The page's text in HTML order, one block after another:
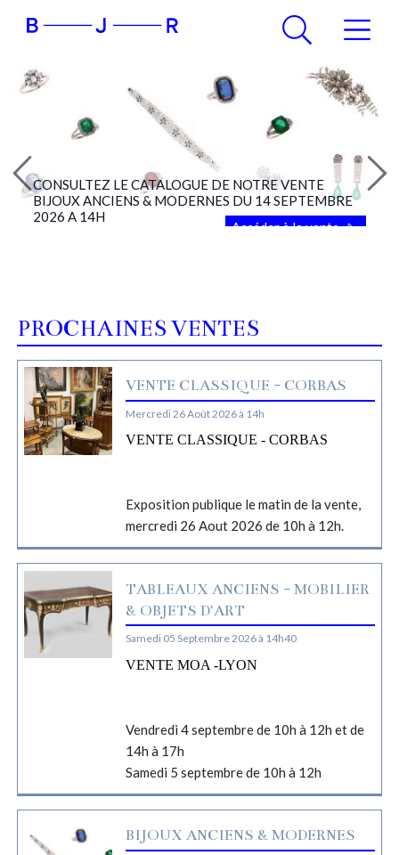
CONSULTEZ LE CATALOGUE DE NOTRE VENTE
BIJOUX ANCIENS & MODERNES DU 14 SEPTEMBRE
2026 A 14H
Accéder à la vente
PROCHAINES VENTES
VENTE CLASSIQUE - CORBAS
Mercredi 26 Août 2026 à 14h
VENTE CLASSIQUE - CORBAS
Exposition publique le matin de la vente,
mercredi 26 Aout 2026 de 10h à 12h.
TABLEAUX ANCIENS - MOBILIER
& OBJETS D'ART
Samedi 05 Septembre 2026 à 14h40
VENTE MOA -LYON
Vendredi 4 septembre de 10h à 12h et de
14h à 17h
Samedi 5 septembre de 10h à 12h
BIJOUX ANCIENS & MODERNES